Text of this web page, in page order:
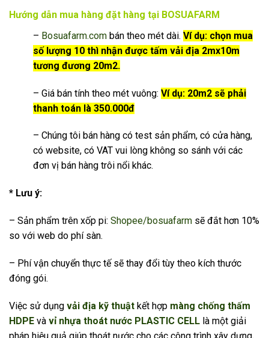
Hướng dẫn mua hàng đặt hàng tại BOSUAFARM
– Bosuafarm.com bán theo mét dài. Ví dụ: chọn mua
số lượng 10 thì nhận được tấm vải địa 2mx10m
tương đương 20m2.
– Giá bán tính theo mét vuông: Ví dụ: 20m2 sẽ phải
thanh toán là 350.000đ
– Chúng tôi bán hàng có test sản phẩm, có cửa hàng,
có website, có VAT vui lòng không so sánh với các
đơn vị bán hàng trôi nổi khác.
* Lưu ý:
– Sản phẩm trên xốp pi: Shopee/bosuafarm sẽ đắt hơn 10%
so với web do phí sàn.
– Phí vận chuyển thực tế sẽ thay đổi tùy theo kích thước
đóng gói.
Việc sử dụng vải địa kỹ thuật kết hợp màng chống thấm
HDPE và vỉ nhựa thoát nước PLASTIC CELL là một giải
pháp hiệu quả giúp thoát nước cho các công trình xây dựng,